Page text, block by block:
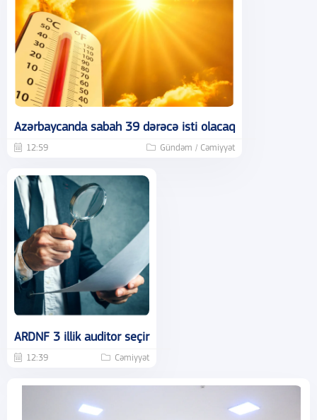
Azərbaycanda sabah 39 dərəcə isti olacaq
12:59 Gündəm / Cəmiyyət
ARDNF 3 illik auditor seçir
12:39 Cəmiyyət